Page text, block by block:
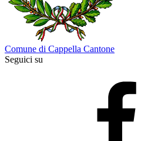
Comune di Cappella Cantone
Seguici su